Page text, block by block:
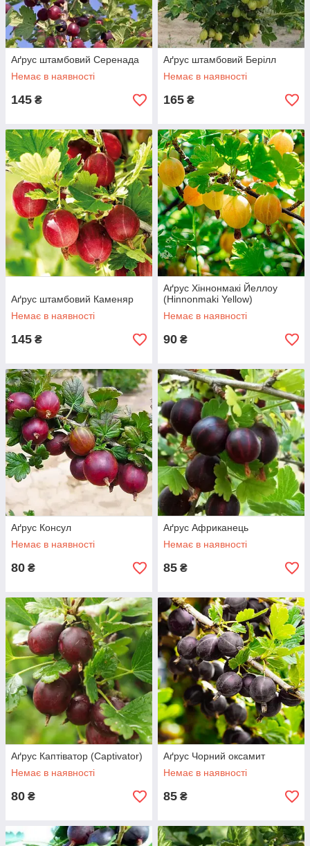
Аґрус штамбовий Серенада
Немає в наявності
145 ₴
Аґрус штамбовий Берілл
Немає в наявності
165 ₴
Аґрус штамбовий Каменяр
Немає в наявності
145 ₴
Аґрус Хіннонмакі Йеллоу
(Hinnonmaki Yellow)
Немає в наявності
90 ₴
Аґрус Консул
Немає в наявності
80 ₴
Аґрус Африканець
Немає в наявності
85 ₴
Аґрус Каптіватор (Captivator)
Немає в наявності
80 ₴
Аґрус Чорний оксамит
Немає в наявності
85 ₴